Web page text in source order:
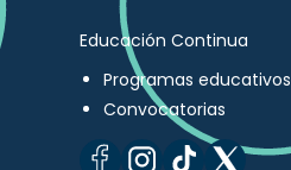
Educación Continua
Programas educativos
Convocatorias